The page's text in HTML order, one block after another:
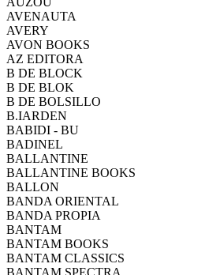
AVENAUTA
AVERY
AVON BOOKS
AZ EDITORA
B DE BLOCK
B DE BLOK
B DE BOLSILLO
B.IARDEN
BABIDI - BU
BADINEL
BALLANTINE
BALLANTINE BOOKS
BALLON
BANDA ORIENTAL
BANDA PROPIA
BANTAM
BANTAM BOOKS
BANTAM CLASSICS
BANTAM SPECTRA